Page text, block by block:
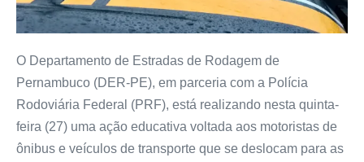
O Departamento de Estradas de Rodagem de
Pernambuco (DER-PE), em parceria com a Polícia
Rodoviária Federal (PRF), está realizando nesta quinta-
feira (27) uma ação educativa voltada aos motoristas de
ônibus e veículos de transporte que se deslocam para as